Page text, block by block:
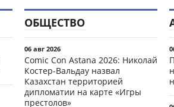
ОБЩЕСТВО
06 авг 2026
Comic Con Astana 2026: Николай
Костер-Вальдау назвал
Казахстан территорией
дипломатии на карте «Игры
престолов»